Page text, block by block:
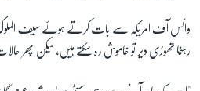
وائس آف امریکہ سے بات کرتے ہوئے سیف الملوک
رہنما تھوڑی دیر تو خاموش رہ سکتے ہیں، لیکن